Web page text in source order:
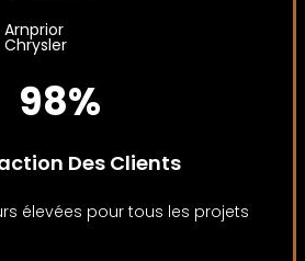
Arnprior
Chrysler
98%
Des Clients
élevées pour tous les projets